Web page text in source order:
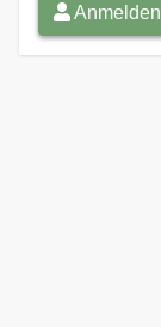
Anmelden